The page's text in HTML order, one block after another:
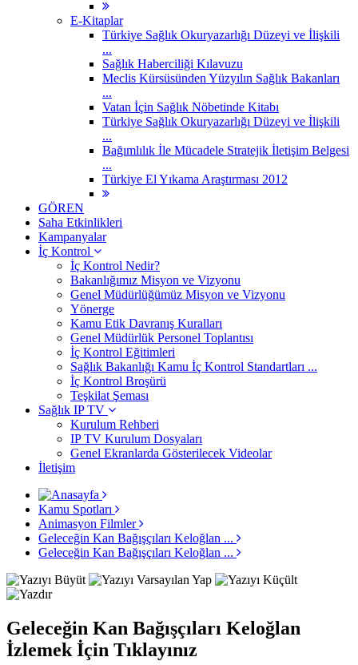
E-Kitaplar
Türkiye Sağlık Okuryazarlığı Düzeyi ve İlişkili
...
Sağlık Haberciliği Kılavuzu
Meclis Kürsüsünden Yüzyılın Sağlık Bakanları
...
Vatan İçin Sağlık Nöbetinde Kitabı
Türkiye Sağlık Okuryazarlığı Düzeyi ve İlişkili
...
Bağımlılık İle Mücadele Stratejik İletişim Belgesi
...
Türkiye El Yıkama Araştırması 2012
GÖREN
Saha Etkinlikleri
Kampanyalar
İç Kontrol
İç Kontrol Nedir?
Bakanlığımız Misyon ve Vizyonu
Genel Müdürlüğümüz Misyon ve Vizyonu
Yönerge
Kamu Etik Davranış Kuralları
Genel Müdürlük Personel Toplantısı
İç Kontrol Eğitimleri
Sağlık Bakanlığı Kamu İç Kontrol Standartları ...
İç Kontrol Broşürü
Teşkilat Şeması
Sağlık IP TV
Kurulum Rehberi
IP TV Kurulum Dosyaları
Genel Ekranlarda Gösterilecek Videolar
İletişim
Kamu Spotları
Animasyon Filmler
Geleceğin Kan Bağışçıları Keloğlan ...
Geleceğin Kan Bağışçıları Keloğlan ...
Geleceğin Kan Bağışçıları Keloğlan
İzlemek İçin Tıklayınız